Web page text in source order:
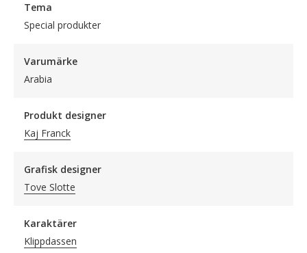
Tema
Special produkter
Varumärke
Arabia
Produkt designer
Kaj Franck
Grafisk designer
Tove Slotte
Karaktärer
Klippdassen